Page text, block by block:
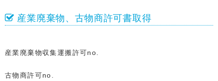
産業廃棄物、古物商許可書取得
産業廃棄物収集運搬許可no.
古物商許可no.